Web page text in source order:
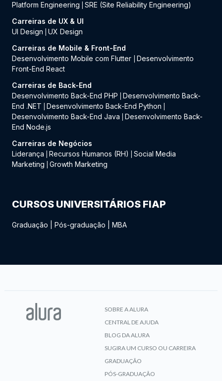
Platform Engineering
SRE (Site Reliability Engineering)
Carreiras de UX & UI
UI Design
UX Design
Carreiras de Mobile & Front-End
Desenvolvimento Mobile com Flutter
Desenvolvimento
Front-End React
Carreiras de Back-End
Desenvolvimento Back-End PHP
Desenvolvimento Back-
End .NET
Desenvolvimento Back-End Python
Desenvolvimento Back-End Java
Desenvolvimento Back-
End Node.js
Carreiras de Negócios
Liderança
Recursos Humanos (RH)
Social Media
Marketing
Growth Marketing
CURSOS UNIVERSITÁRIOS FIAP
Graduação Pós-graduação MBA
SOBRE A ALURA
CENTRAL DE AJUDA
BLOG DA ALURA
SUGIRA UM CURSO OU CARREIRA
GRADUAÇÃO
PÓS-GRADUAÇÃO